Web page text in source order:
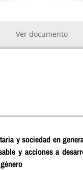
Ver documento
y sociedad en
y acciones a